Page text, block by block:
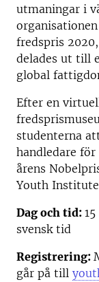
utmaningar i
fredspris
delades ut till
global
Efter en
studenterna
handledare för
årens
Youth
Dag och tid:
svensk tid
Registrering:
går på till